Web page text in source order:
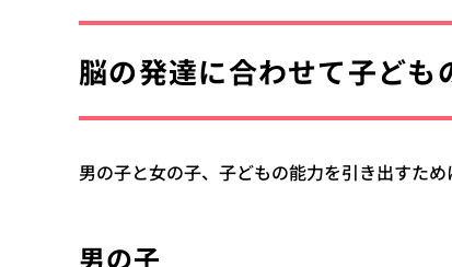
脳の発達に合わせて子ども
男の子と女の子、子どもの能力を引き出すた
男の子